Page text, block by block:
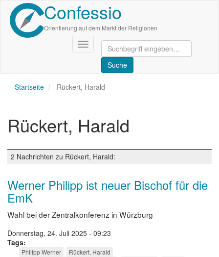
Direkt
zum
Inhalt
Confessio
Orientierung auf dem Markt der Religionen
Navigation
aktivieren/deaktivieren
Startseite Rückert, Harald
Rückert, Harald
2 Nachrichten zu Rückert, Harald:
Werner Philipp ist neuer Bischof für die
EmK
Wahl bei der Zentralkonferenz in Würzburg
Donnerstag, 24. Juli 2025 - 09:23
Tags
Philipp Werner
Rückert, Harald